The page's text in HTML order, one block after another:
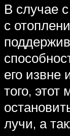
В случае
с
его извне
того,
лучи, а